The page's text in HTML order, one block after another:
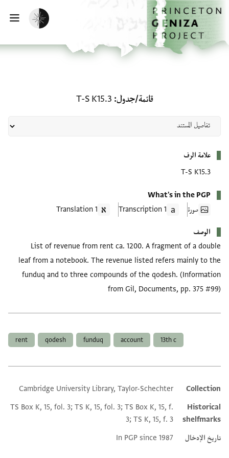
إلى المحتوى الرئيسي
الرئيسية
تفعيل الوضع المظلم
قائمة/جدول T-S K15.3
علامة الرف
T-S K15.3
What's in the PGP
صورة
1 Transcription
1 Translation
الوصف
List of revenue from rent ca. 1200. A fragment of a double
leaf from a notebook. The revenue listed refers mainly to the
funduq and to three compounds of the qodesh. (Information
from Gil, Documents, pp. 375 #99)
13th c
account
funduq
qodesh
rent
Additional metadata
Collection
Cambridge University Library, Taylor-Schechter
Historical
shelfmarks
TS Box K, 15, fol. 3; TS K, 15, fol. 3; TS Box K, 15, f.
3; TS K, 15, f. 3
تاريخ الإدخال
In PGP since 1987